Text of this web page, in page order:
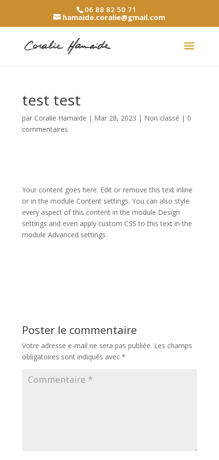
06 88 82 50 71
hamaide.coralie@gmail.com
test test
par Coralie Hamaide | Mar 28, 2023 | Non classé | 0
commentaires
Your content goes here. Edit or remove this text inline
or in the module Content settings. You can also style
every aspect of this content in the module Design
settings and even apply custom CSS to this text in the
module Advanced settings.
Poster le commentaire
Votre adresse e-mail ne sera pas publiée. Les champs
obligatoires sont indiqués avec *